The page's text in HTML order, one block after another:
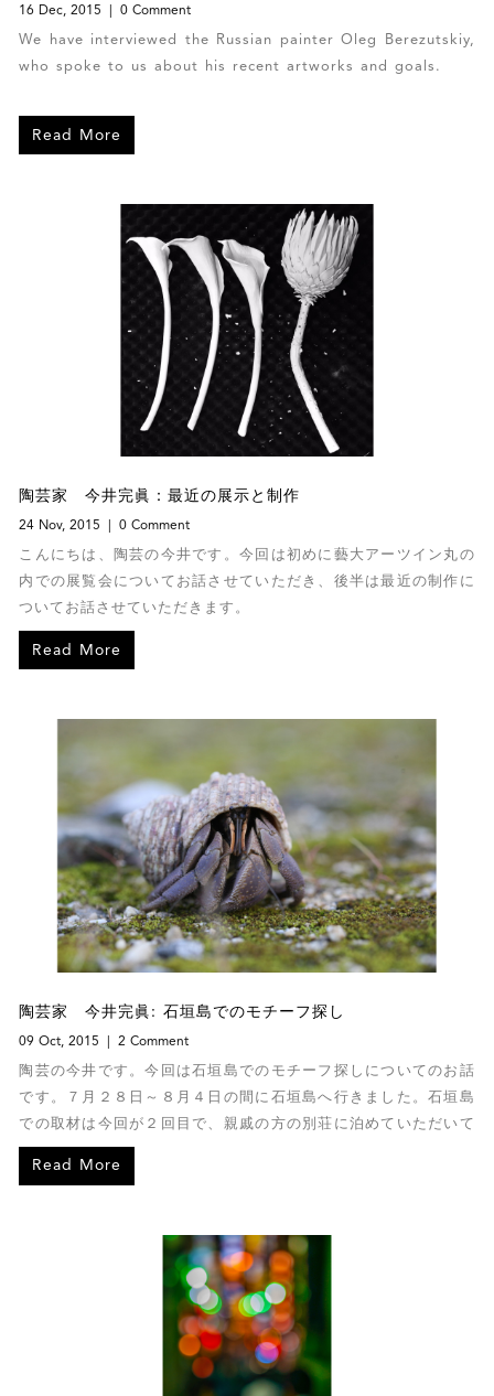
16 Dec, 2015 0 Comment
We have interviewed the Russian painter Oleg Berezutskiy,
who spoke to us about his recent artworks and goals.
Read More
陶芸家 今井完眞：最近の展示と制作
24 Nov, 2015 0 Comment
こんにちは、陶芸の今井です。今回は初めに藝大アーツイン丸の
内での展覧会についてお話させていただき、後半は最近の制作に
ついてお話させていただきます。
Read More
陶芸家 今井完眞: 石垣島でのモチーフ探し
09 Oct, 2015 2 Comment
陶芸の今井です。今回は石垣島でのモチーフ探しについてのお話
です。７月２８日～８月４日の間に石垣島へ行きました。石垣島
での取材は今回が２回目で、親戚の方の別荘に泊めていただいて
います。
Read More